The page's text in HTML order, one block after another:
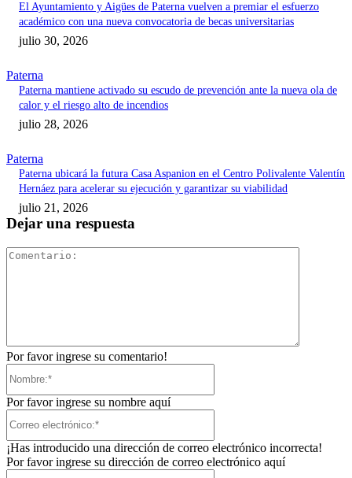
El Ayuntamiento y Aigües de Paterna vuelven a premiar el esfuerzo
académico con una nueva convocatoria de becas universitarias
julio 30, 2026
Paterna
Paterna mantiene activado su escudo de prevención ante la nueva ola de
calor y el riesgo alto de incendios
julio 28, 2026
Paterna
Paterna ubicará la futura Casa Aspanion en el Centro Polivalente Valentín
Hernáez para acelerar su ejecución y garantizar su viabilidad
julio 21, 2026
Dejar una respuesta
Por favor ingrese su comentario!
Por favor ingrese su nombre aquí
¡Has introducido una dirección de correo electrónico incorrecta!
Por favor ingrese su dirección de correo electrónico aquí